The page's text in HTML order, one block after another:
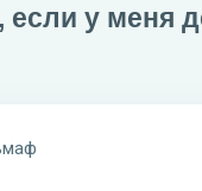
если у меня